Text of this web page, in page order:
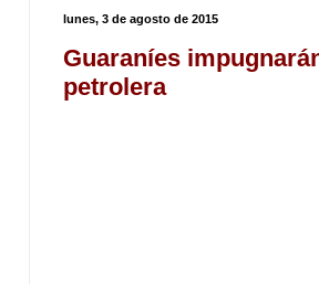
lunes, 3 de agosto de 2015
Guaraníes
petrolera